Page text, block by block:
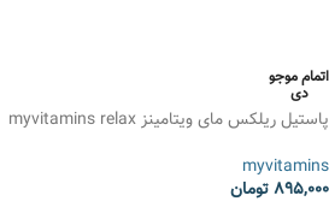
اتمام موجو
دی
پاستیل ریلکس مای ویتامینز myvitamins relax
myvitamins
895,000تومان